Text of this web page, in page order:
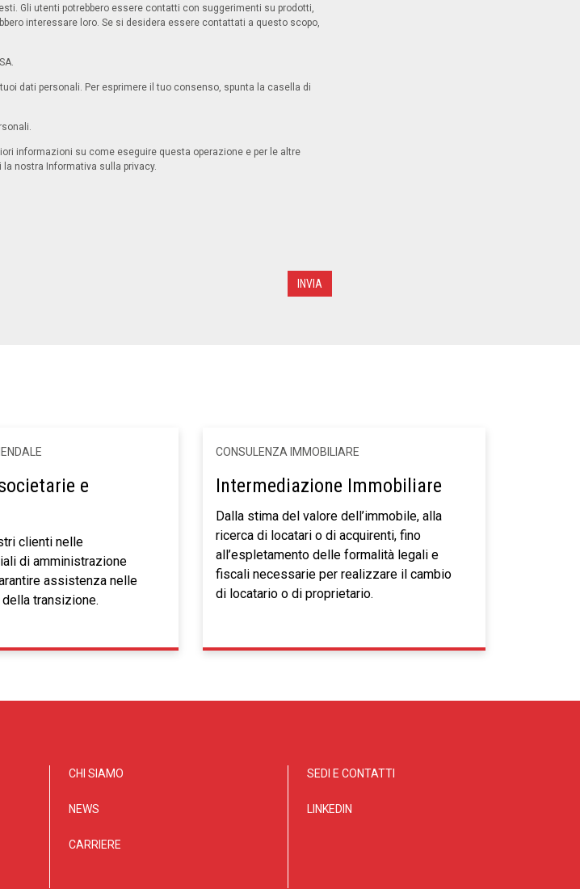
Gli utenti potrebbero essere contatti con suggerimenti su prodotti,
interessare loro. Se si desidera essere contattati a questo scopo,
dati personali. Per esprimere il tuo consenso, spunta la casella di
informazioni su come eseguire questa operazione e per le altre
nostra Informativa sulla privacy.
e
clienti nelle
di amministrazione
assistenza nelle
transizione.
CONSULENZA IMMOBILIARE
Intermediazione Immobiliare
Dalla stima del valore dell’immobile, alla
ricerca di locatari o di acquirenti, fino
all’espletamento delle formalità legali e
fiscali necessarie per realizzare il cambio
di locatario o di proprietario.
CHI SIAMO
NEWS
CARRIERE
SEDI E CONTATTI
LINKEDIN